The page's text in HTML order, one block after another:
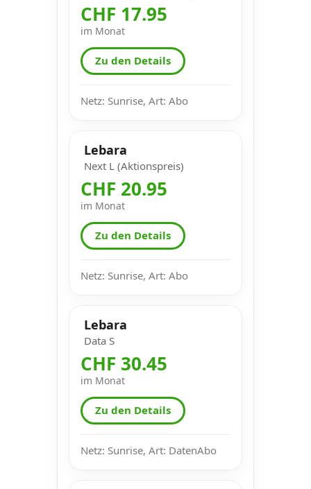
CHF 17.95
im Monat
Zu den Details
Netz: Sunrise, Art: Abo
Lebara
Next L (Aktionspreis)
CHF 20.95
im Monat
Zu den Details
Netz: Sunrise, Art: Abo
Lebara
Data S
CHF 30.45
im Monat
Zu den Details
Netz: Sunrise, Art: DatenAbo